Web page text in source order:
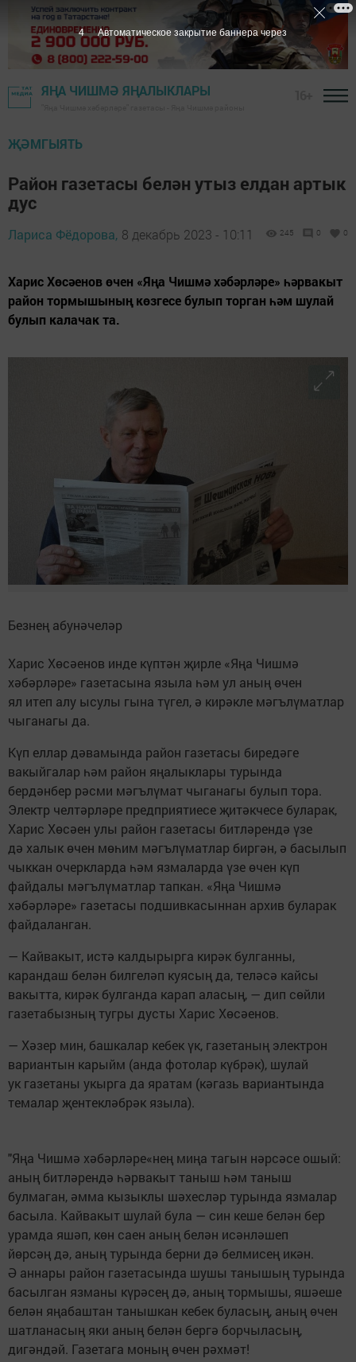
ЯҢА ЧИШМӘ ЯҢАЛЫКЛАРЫ
ҖӘМГЫЯТЬ
Район газетасы белән утыз елдан артык
дус
Лариса Фёдорова, 8 декабрь 2023 - 10:11 245 0 0
Харис Хөсәенов өчен «Яңа Чишмә хәбәрләре» һәрвакыт
район тормышының көзгесе булып торган һәм шулай
булып калачак та.
Безнең абунәчеләр
Харис Хөсәенов инде күптән җирле «Яңа Чишмә
хәбәрләре» газетасына языла һәм ул аның өчен
ял итеп алу ысулы гына түгел, ә кирәкле мәгълүматлар
чыганагы да.
Күп еллар дәвамында район газетасы биредәге
вакыйгалар һәм район яңалыклары турында
бердәнбер рәсми мәгълүмат чыганагы булып тора.
Электр челтәрләре предприятиесе җитәкчесе буларак,
Харис Хөсәен улы район газетасы битләрендә үзе
дә халык өчен мөһим мәгълүматлар биргән, ә басылып
чыккан очеркларда һәм язмаларда үзе өчен күп
файдалы мәгълүматлар тапкан. «Яңа Чишмә
хәбәрләре» газетасы подшивкасыннан архив буларак
файдаланган.
— Кайвакыт, истә калдырырга кирәк булганны,
карандаш белән билгеләп куясың да, теләсә кайсы
вакытта, кирәк булганда карап аласың, — дип сөйли
газетабызның тугры дусты Харис Хөсәенов.
— Хәзер мин, башкалар кебек үк, газетаның электрон
вариантын карыйм (анда фотолар күбрәк), шулай
ук газетаны укырга да яратам (кәгазь вариантында
темалар җентекләбрәк языла).
"Яңа Чишмә хәбәрләре«нең миңа тагын нәрсәсе ошый:
аның битләрендә һәрвакыт таныш һәм таныш
булмаган, әмма кызыклы шәхесләр турында язмалар
басыла. Кайвакыт шулай була — син кеше белән бер
урамда яшәп, көн саен аның белән исәнләшеп
йөрсәң дә, аның турында берни дә белмисең икән.
Ә аннары район газетасында шушы танышың турында
басылган язманы күрәсең дә, аның тормышы, яшәеше
белән яңабаштан танышкан кебек буласың, аның өчен
шатланасың яки аның белән бергә борчыласың,
дигәндәй. Газетага моның өчен рәхмәт!
3 Автоматическое закрытие баннера через